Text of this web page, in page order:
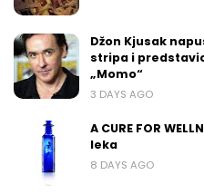
Džon Kjusak
stripa i
„Momo“
3 DAYS AGO
A CURE FOR
leka
8 DAYS AGO